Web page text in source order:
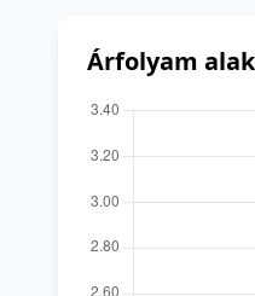
Árfolyam